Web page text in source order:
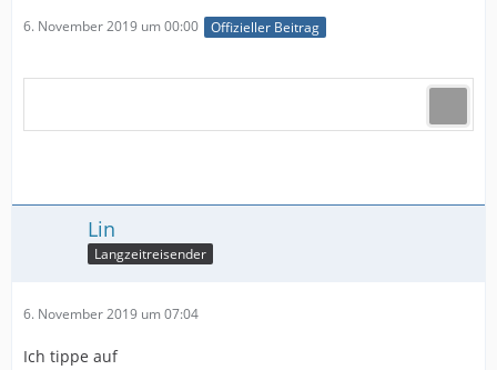
6. November 2019 um 00:00 Offizieller Beitrag
Lin
Langzeitreisender
6. November 2019 um 07:04
Ich tippe auf